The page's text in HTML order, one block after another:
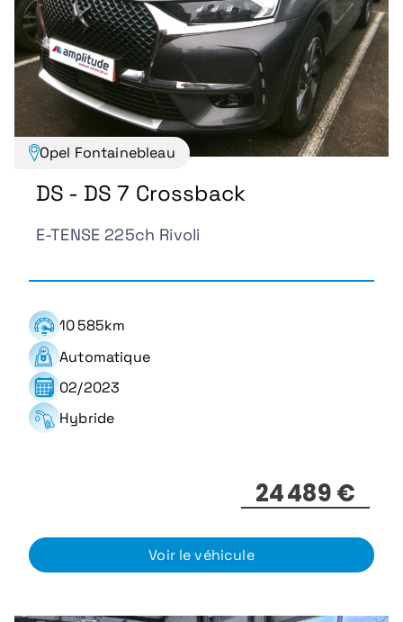
Opel Fontainebleau
DS - DS 7 Crossback
E-TENSE 225ch Rivoli
10 585km
Automatique
02/2023
Hybride
24 489 €
Voir le véhicule